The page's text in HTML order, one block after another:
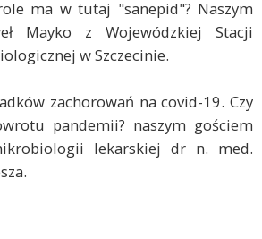
ma w tutaj "sanepid"? Naszym
Mayko z Wojewódzkiej Stacji
w Szczecinie.
zachorowań na covid-19. Czy
pandemii? naszym gościem
lekarskiej dr n. med.